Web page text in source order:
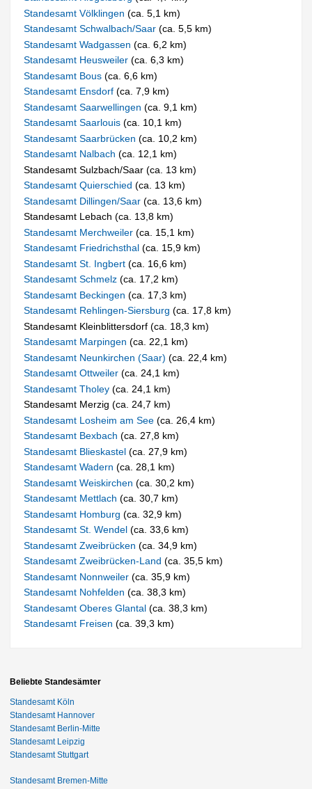
Standesamt Völklingen(ca. 5,1 km)
Standesamt Schwalbach/Saar(ca. 5,5 km)
Standesamt Wadgassen(ca. 6,2 km)
Standesamt Heusweiler(ca. 6,3 km)
Standesamt Bous(ca. 6,6 km)
Standesamt Ensdorf(ca. 7,9 km)
Standesamt Saarwellingen(ca. 9,1 km)
Standesamt Saarlouis(ca. 10,1 km)
Standesamt Saarbrücken(ca. 10,2 km)
Standesamt Nalbach(ca. 12,1 km)
Standesamt Sulzbach/Saar (ca. 13 km)
Standesamt Quierschied(ca. 13 km)
Standesamt Dillingen/Saar(ca. 13,6 km)
Standesamt Lebach (ca. 13,8 km)
Standesamt Merchweiler(ca. 15,1 km)
Standesamt Friedrichsthal(ca. 15,9 km)
Standesamt St. Ingbert(ca. 16,6 km)
Standesamt Schmelz(ca. 17,2 km)
Standesamt Beckingen(ca. 17,3 km)
Standesamt Rehlingen-Siersburg(ca. 17,8 km)
Standesamt Kleinblittersdorf (ca. 18,3 km)
Standesamt Marpingen(ca. 22,1 km)
Standesamt Neunkirchen (Saar)(ca. 22,4 km)
Standesamt Ottweiler(ca. 24,1 km)
Standesamt Tholey(ca. 24,1 km)
Standesamt Merzig (ca. 24,7 km)
Standesamt Losheim am See(ca. 26,4 km)
Standesamt Bexbach(ca. 27,8 km)
Standesamt Blieskastel(ca. 27,9 km)
Standesamt Wadern(ca. 28,1 km)
Standesamt Weiskirchen(ca. 30,2 km)
Standesamt Mettlach(ca. 30,7 km)
Standesamt Homburg(ca. 32,9 km)
Standesamt St. Wendel(ca. 33,6 km)
Standesamt Zweibrücken(ca. 34,9 km)
Standesamt Zweibrücken-Land(ca. 35,5 km)
Standesamt Nonnweiler(ca. 35,9 km)
Standesamt Nohfelden(ca. 38,3 km)
Standesamt Oberes Glantal(ca. 38,3 km)
Standesamt Freisen(ca. 39,3 km)
Beliebte Standesämter
Standesamt Köln
Standesamt Hannover
Standesamt Berlin-Mitte
Standesamt Leipzig
Standesamt Stuttgart
Standesamt Bremen-Mitte